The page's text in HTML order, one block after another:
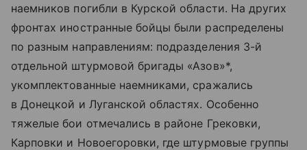
наемников погибли в Курской области. На других
фронтах иностранные бойцы были распределены
по разным направлениям: подразделения 3-й
отдельной штурмовой бригады «Азов»*,
укомплектованные наемниками, сражались
в Донецкой и Луганской областях. Особенно
тяжелые бои отмечались в районе Грековки,
Карповки и Новоегоровки, где штурмовые группы